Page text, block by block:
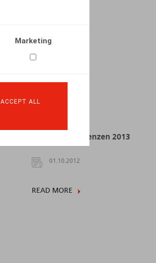
Marketing
ACCEPT ALL
Nieuwe loongrenzen 2013
01.10.2012
READ MORE